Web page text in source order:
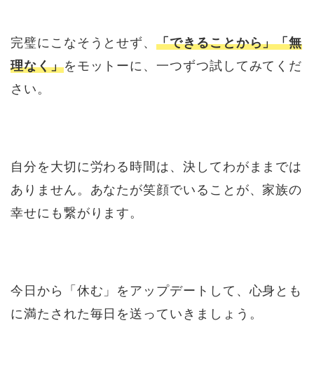
完璧にこなそうとせず、「できることから」「無
理なく」をモットーに、一つずつ試してみてくだ
さい。
自分を大切に労わる時間は、決してわがままでは
ありません。あなたが笑顔でいることが、家族の
幸せにも繋がります。
今日から「休む」をアップデートして、心身とも
に満たされた毎日を送っていきましょう。